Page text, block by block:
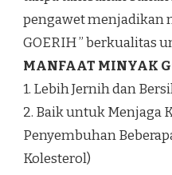
pengawet menjadikan
GOERIH ” berkualitas
MANFAAT MINYAK
1. Lebih Jernih dan
2. Baik untuk Menjaga
Penyembuhan
Kolesterol)